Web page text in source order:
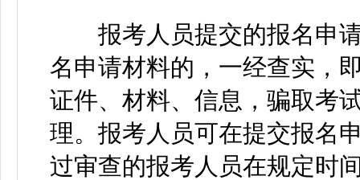
报考人员提交的报名申请
名申请材料的，一经查实，
证件、材料、信息，骗取考
理。报考人员可在提交报名
过审查的报考人员在规定时